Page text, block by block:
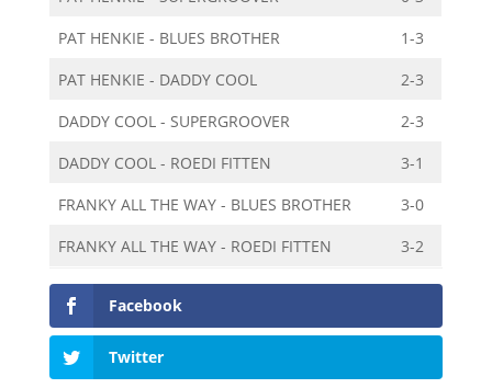
PAT HENKIE - BLUES BROTHER
1-3
PAT HENKIE - DADDY COOL
2-3
DADDY COOL - SUPERGROOVER
2-3
DADDY COOL - ROEDI FITTEN
3-1
FRANKY ALL THE WAY - BLUES BROTHER
3-0
FRANKY ALL THE WAY - ROEDI FITTEN
3-2
Facebook
Twitter